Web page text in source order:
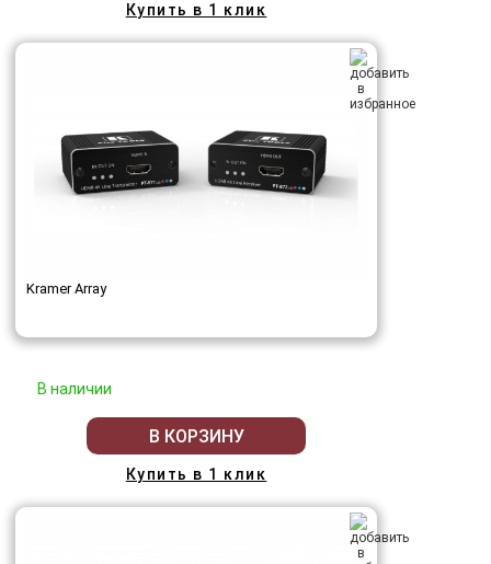
Купить в 1 клик
Kramer Array
В наличии
В КОРЗИНУ
Купить в 1 клик